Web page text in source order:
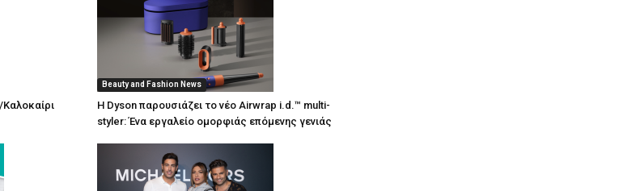
Beauty and Fashion News
Η Dyson παρουσιάζει το νέο Airwrap i.d.™ multi-
styler: Ένα εργαλείο ομορφιάς επόμενης γενιάς